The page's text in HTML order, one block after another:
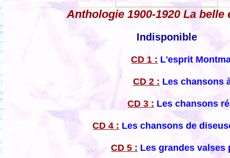
Anthologie 1900-1920 La belle
Indisponible
CD 1 : L'esprit
CD 2 : Les chansons
CD 3 : Les chansons
CD 4 : Les chansons de
CD 5 : Les grandes valses